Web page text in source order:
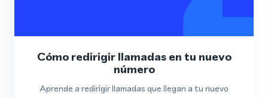
Cómo redirigir llamadas en tu nuevo
número
Aprende a redirigir llamadas que llegan a tu nuevo